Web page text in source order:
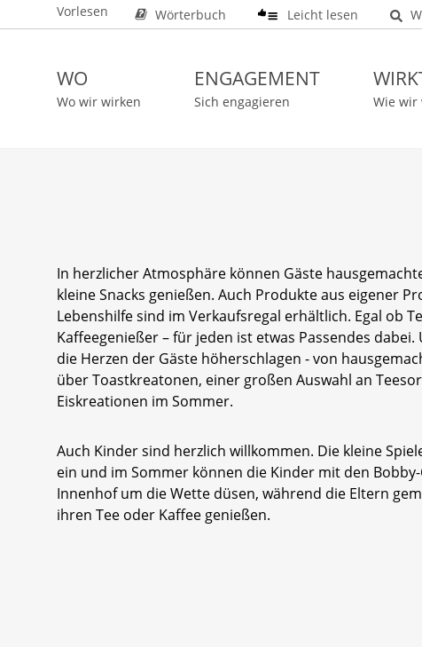
Vorlesen Wörterbuch Leicht lesen
WO
Wo wir wirken
ENGAGEMENT
Sich engagieren Wie wir
In herzlicher Atmosphäre können Gäste
kleine Snacks genießen. Auch Produkte aus eigener
Lebenshilfe sind im Verkaufsregal erhältlich. Egal ob
Kaffeegenießer – für jeden ist etwas Passendes
die Herzen der Gäste höherschlagen - von
über Toastkreatonen, einer großen Auswahl an
Eiskreationen im Sommer.
Auch Kinder sind herzlich willkommen. Die kleine
ein und im Sommer können die Kinder mit den
Innenhof um die Wette düsen, während die Eltern
ihren Tee oder Kaffee genießen.